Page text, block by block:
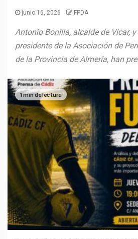
junio 16, 2026 FPDA
Antonio Bonilla, alcalde de Vícar,
presidente de la Asociación de
de la Provincia de Almería, han
1 min de lectura